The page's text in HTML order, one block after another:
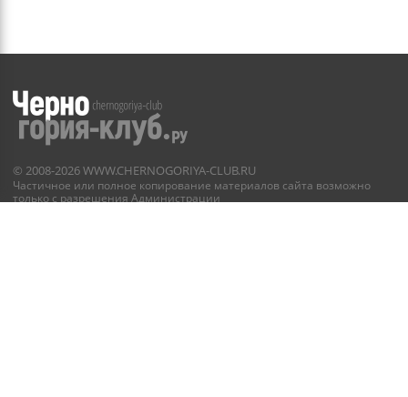
© 2008-2026WWW.CHERNOGORIYA-CLUB.RU
Частичное или полное копирование материалов сайта возможно
только с разрешения Администрации